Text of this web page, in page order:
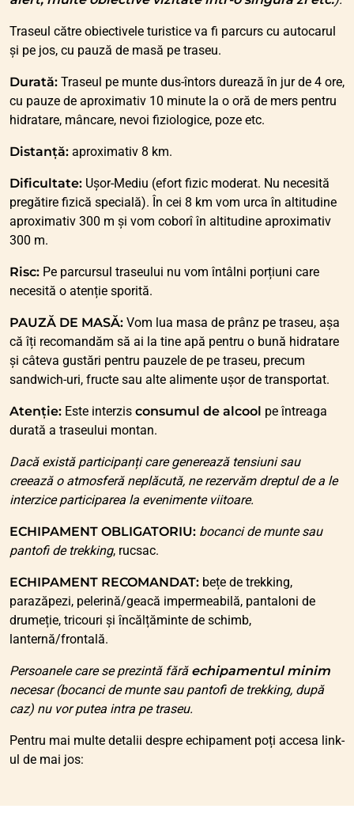
Traseul către obiectivele turistice va fi parcurs cu autocarul
și pe jos, cu pauză de masă pe traseu.
Durată: Traseul pe munte dus-întors durează în jur de 4 ore,
cu pauze de aproximativ 10 minute la o oră de mers pentru
hidratare, mâncare, nevoi fiziologice, poze etc.
Distanță: aproximativ 8 km.
Dificultate: Ușor-Mediu (efort fizic moderat. Nu necesită
pregătire fizică specială). În cei 8 km vom urca în altitudine
aproximativ 300 m și vom coborî în altitudine aproximativ
300 m.
Risc: Pe parcursul traseului nu vom întâlni porțiuni care
necesită o atenție sporită.
PAUZĂ DE MASĂ: Vom lua masa de prânz pe traseu, așa
că îți recomandăm să ai la tine apă pentru o bună hidratare
și câteva gustări pentru pauzele de pe traseu, precum
sandwich-uri, fructe sau alte alimente ușor de transportat.
Atenție: Este interzis consumul de alcool pe întreaga
durată a traseului montan.
Dacă există participanți care generează tensiuni sau
creează o atmosferă neplăcută, ne rezervăm dreptul de a le
interzice participarea la evenimente viitoare.
ECHIPAMENT OBLIGATORIU: bocanci de munte sau
pantofi de trekking, rucsac.
ECHIPAMENT RECOMANDAT: bețe de trekking,
parazăpezi, pelerină/geacă impermeabilă, pantaloni de
drumeție, tricouri și încălțăminte de schimb,
lanternă/frontală.
Persoanele care se prezintă fără echipamentul minim
necesar (bocanci de munte sau pantofi de trekking, după
caz) nu vor putea intra pe traseu.
Pentru mai multe detalii despre echipament poți accesa link-
ul de mai jos: